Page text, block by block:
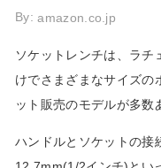
By:amazon.co.jp
ソケットレンチは、ラ
けでさまざまなサイズの
ット販売のモデルが多数
ハンドルとソケットの接